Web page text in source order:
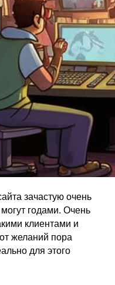
зачастую очень
годами. Очень
клиентами и
желаний пора
для этого